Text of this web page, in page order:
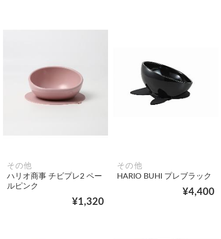
その他
ハリオ商事 チビプレ2 ペー
ルピンク
¥1,320
その他
HARIO BUHI プレブラック
¥4,400